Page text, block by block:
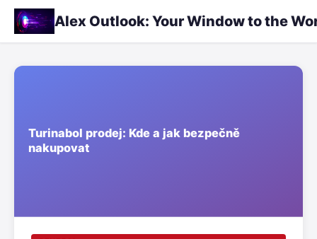
Alex Outlook: Your Window to the